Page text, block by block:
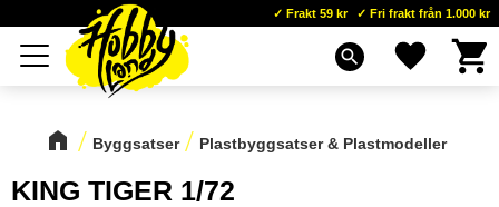
Meny
Frakt 59 kr Fri frakt från 1.000 kr
search Favoriter
Byggsatser Plastbyggsatser & Plastmodeller
KING TIGER 1/72